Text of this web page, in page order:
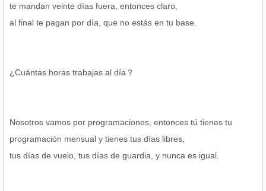
te mandan veinte días fuera, entonces claro,
al final te pagan por día, que no estás en tu base.
¿Cuántas horas trabajas al día？
Nosotros vamos por programaciones, entonces tú tienes tu
programación mensual y tienes tus días libres,
tus días de vuelo, tus días de guardia, y nunca es igual.